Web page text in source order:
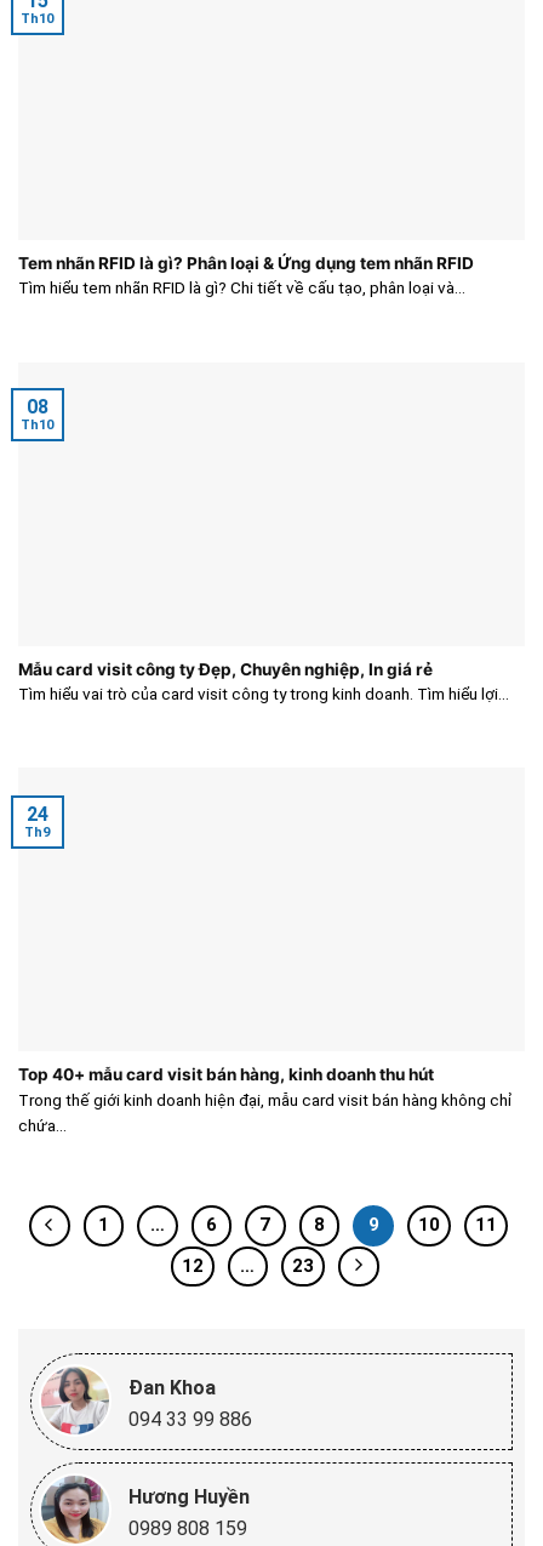
Tem nhãn RFID là gì? Phân loại & Ứng dụng tem nhãn RFID
Tìm hiểu tem nhãn RFID là gì? Chi tiết về cấu tạo, phân loại và...
Th10
Mẫu card visit công ty Đẹp, Chuyên nghiệp, In giá rẻ
Tìm hiểu vai trò của card visit công ty trong kinh doanh. Tìm hiểu lợi...
08
Th10
Top 40+ mẫu card visit bán hàng, kinh doanh thu hút
Trong thế giới kinh doanh hiện đại, mẫu card visit bán hàng không chỉ
chứa...
24
Th9
1 … 6 7 8 9 10
11
12
… 23
Đan Khoa
094 33 99 886
Hương Huyền
0989 808 159